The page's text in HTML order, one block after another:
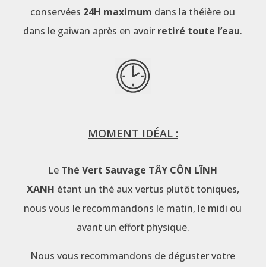
conservées 24H maximum dans la théière ou
dans le gaiwan après en avoir retiré toute l’eau.
MOMENT IDÉAL :
Le Thé Vert Sauvage TÂY CÔN LĨNH
XANH étant un thé aux vertus plutôt toniques,
nous vous le recommandons le matin, le midi ou
avant un effort physique.
Nous vous recommandons de déguster votre